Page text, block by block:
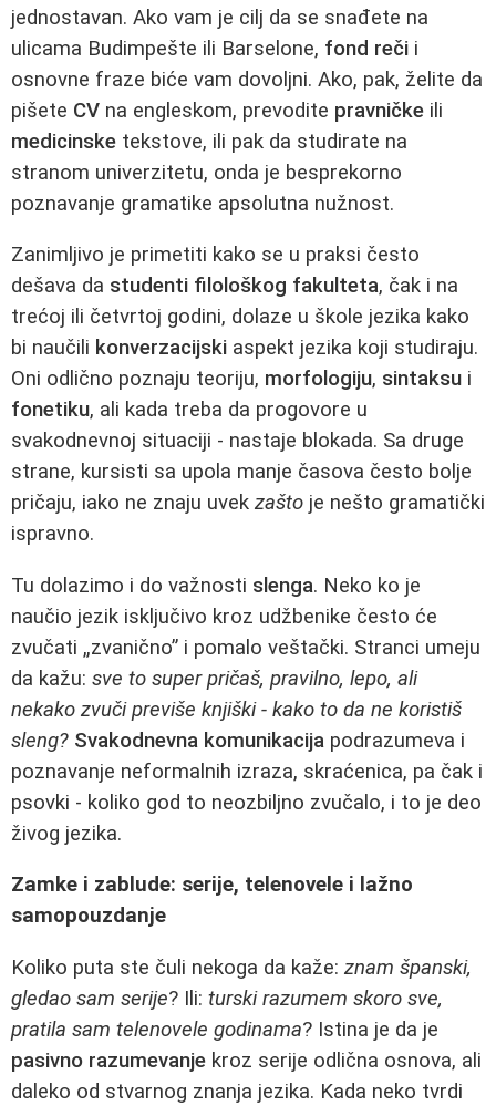
jednostavan. Ako vam je cilj da se snađete na
ulicama Budimpešte ili Barselone, fond reči i
osnovne fraze biće vam dovoljni. Ako, pak, želite da
pišete CV na engleskom, prevodite pravničke ili
medicinske tekstove, ili pak da studirate na
stranom univerzitetu, onda je besprekorno
poznavanje gramatike apsolutna nužnost.
Zanimljivo je primetiti kako se u praksi često
dešava da studenti filološkog fakulteta, čak i na
trećoj ili četvrtoj godini, dolaze u škole jezika kako
bi naučili konverzacijski aspekt jezika koji studiraju.
Oni odlično poznaju teoriju, morfologiju, sintaksu i
fonetiku, ali kada treba da progovore u
svakodnevnoj situaciji - nastaje blokada. Sa druge
strane, kursisti sa upola manje časova često bolje
pričaju, iako ne znaju uvek zašto je nešto gramatički
ispravno.
Tu dolazimo i do važnosti slenga. Neko ko je
naučio jezik isključivo kroz udžbenike često će
zvučati „zvanično” i pomalo veštački. Stranci umeju
da kažu: sve to super pričaš, pravilno, lepo, ali
nekako zvuči previše knjiški - kako to da ne koristiš
sleng? Svakodnevna komunikacija podrazumeva i
poznavanje neformalnih izraza, skraćenica, pa čak i
psovki - koliko god to neozbiljno zvučalo, i to je deo
živog jezika.
Zamke i zablude: serije, telenovele i lažno
samopouzdanje
Koliko puta ste čuli nekoga da kaže: znam španski,
gledao sam serije? Ili: turski razumem skoro sve,
pratila sam telenovele godinama? Istina je da je
pasivno razumevanje kroz serije odlična osnova, ali
daleko od stvarnog znanja jezika. Kada neko tvrdi